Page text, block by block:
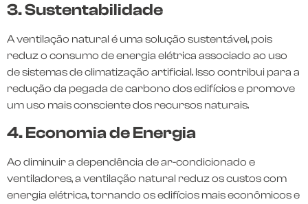
3. Sustentabilidade
A ventilação natural é uma solução sustentável, pois
reduz o consumo de energia elétrica associado ao uso
de sistemas de climatização artificial. Isso contribui para a
redução da pegada de carbono dos edifícios e promove
um uso mais consciente dos recursos naturais.
4. Economia de Energia
Ao diminuir a dependência de ar-condicionado e
ventiladores, a ventilação natural reduz os custos com
energia elétrica, tornando os edifícios mais econômicos e